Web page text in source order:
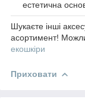
естетична
Шукаєте інші
асортимент!
екошкіри
Приховати